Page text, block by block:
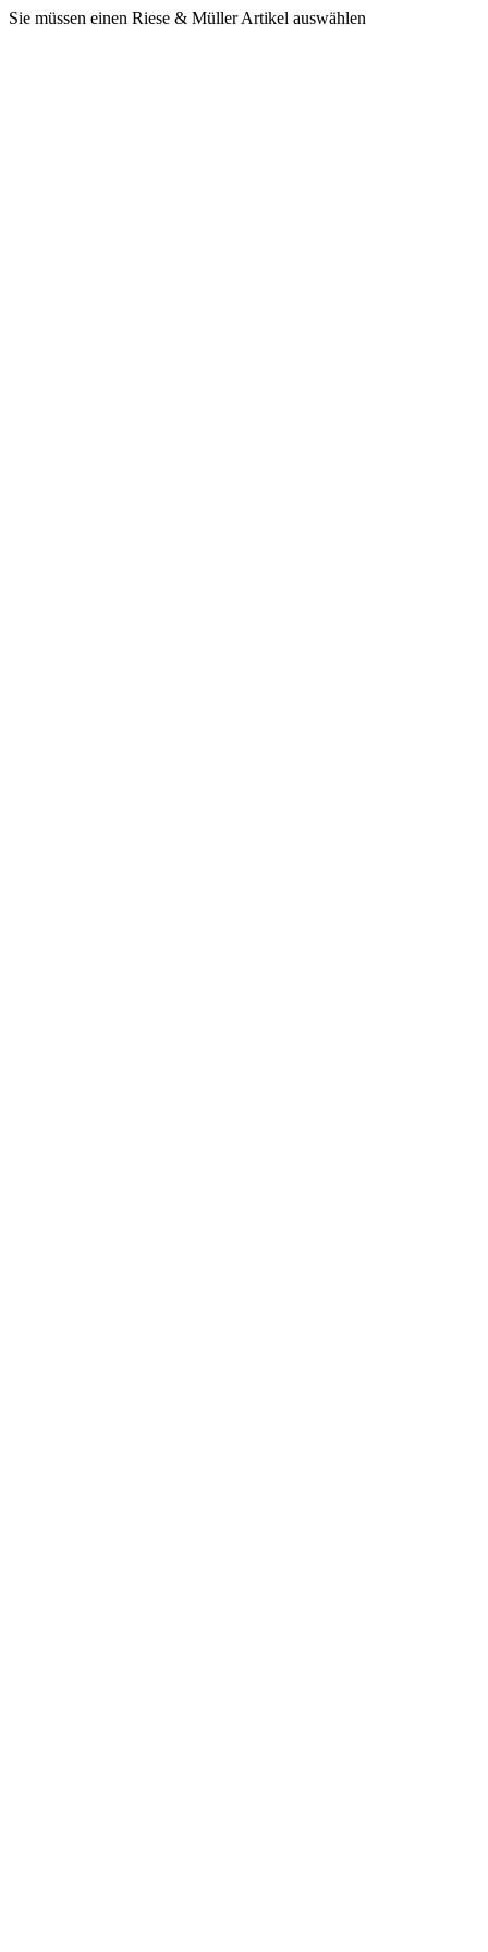
Sie müssen einen Riese & Müller Artikel auswählen